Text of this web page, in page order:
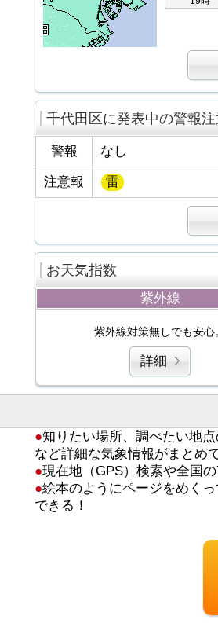
千代田区に発表中の警報注
警報 なし
注意報 雷
お天気指数
紫外線
紫外線対策無しでも安心
詳細
●知りたい場所、調べたい地
など詳細な気象情報がまとめ
●現在地（GPS）検索や全国
●絵本のようにページをめく
できる！